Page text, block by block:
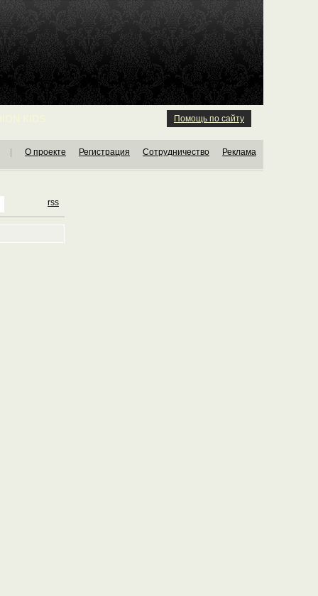
Помощь по сайту
О проекте Регистрация Сотрудничество Реклама
rss